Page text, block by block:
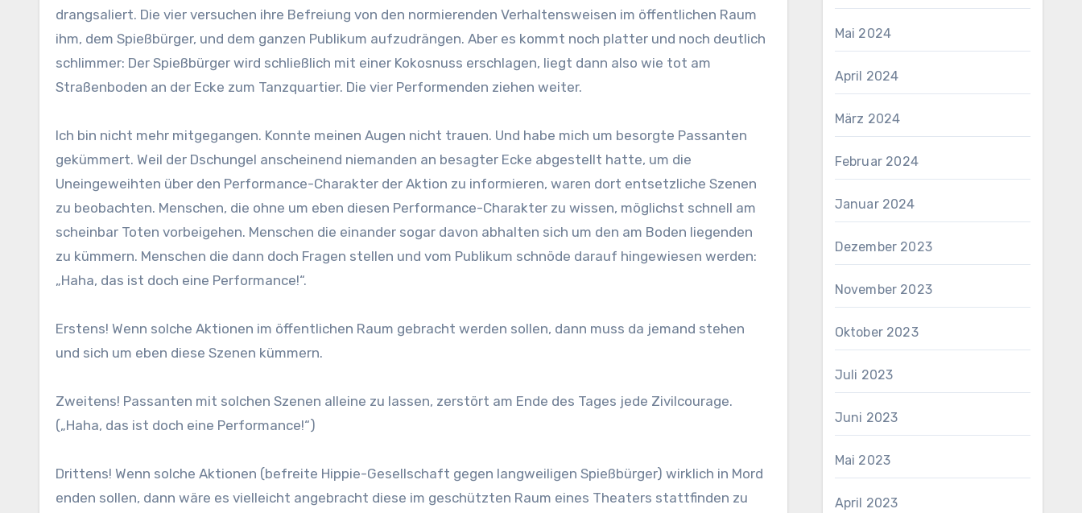
drangsaliert. Die vier versuchen ihre Befreiung von den normierenden Verhaltensweisen im öffentlichen Raum
ihm, dem Spießbürger, und dem ganzen Publikum aufzudrängen. Aber es kommt noch platter und noch deutlich
schlimmer: Der Spießbürger wird schließlich mit einer Kokosnuss erschlagen, liegt dann also wie tot am
Straßenboden an der Ecke zum Tanzquartier. Die vier Performenden ziehen weiter.
Ich bin nicht mehr mitgegangen. Konnte meinen Augen nicht trauen. Und habe mich um besorgte Passanten
gekümmert. Weil der Dschungel anscheinend niemanden an besagter Ecke abgestellt hatte, um die
Uneingeweihten über den Performance-Charakter der Aktion zu informieren, waren dort entsetzliche Szenen
zu beobachten. Menschen, die ohne um eben diesen Performance-Charakter zu wissen, möglichst schnell am
scheinbar Toten vorbeigehen. Menschen die einander sogar davon abhalten sich um den am Boden liegenden
zu kümmern. Menschen die dann doch Fragen stellen und vom Publikum schnöde darauf hingewiesen werden:
„Haha, das ist doch eine Performance!“.
Erstens! Wenn solche Aktionen im öffentlichen Raum gebracht werden sollen, dann muss da jemand stehen
und sich um eben diese Szenen kümmern.
Zweitens! Passanten mit solchen Szenen alleine zu lassen, zerstört am Ende des Tages jede Zivilcourage.
(„Haha, das ist doch eine Performance!“)
Drittens! Wenn solche Aktionen (befreite Hippie-Gesellschaft gegen langweiligen Spießbürger) wirklich in Mord
enden sollen, dann wäre es vielleicht angebracht diese im geschützten Raum eines Theaters stattfinden zu
Mai 2024
April 2024
März 2024
Februar 2024
Januar 2024
Dezember 2023
November 2023
Oktober 2023
Juli 2023
Juni 2023
Mai 2023
April 2023